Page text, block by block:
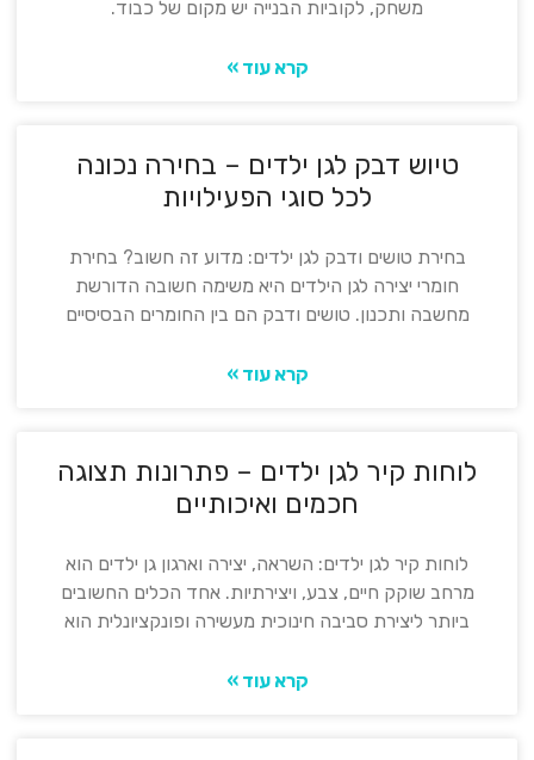
משחק, לקוביות הבנייה יש מקום של כבוד.
קרא עוד »
טיוש דבק לגן ילדים – בחירה נכונה
לכל סוגי הפעילויות
בחירת טושים ודבק לגן ילדים: מדוע זה חשוב? בחירת
חומרי יצירה לגן הילדים היא משימה חשובה הדורשת
מחשבה ותכנון. טושים ודבק הם בין החומרים הבסיסיים
קרא עוד »
לוחות קיר לגן ילדים – פתרונות תצוגה
חכמים ואיכותיים
לוחות קיר לגן ילדים: השראה, יצירה וארגון גן ילדים הוא
מרחב שוקק חיים, צבע, ויצירתיות. אחד הכלים החשובים
ביותר ליצירת סביבה חינוכית מעשירה ופונקציונלית הוא
קרא עוד »